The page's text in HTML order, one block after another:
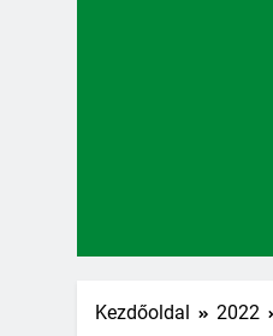
Kezdőoldal 2022